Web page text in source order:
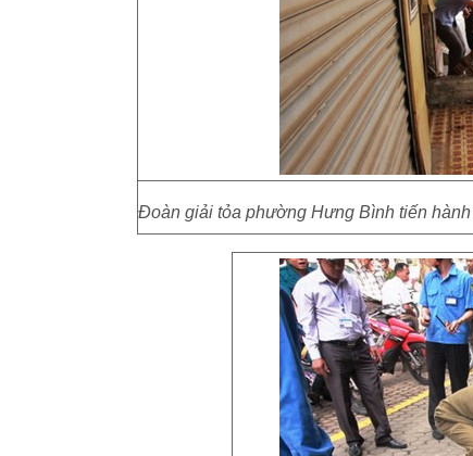
Đoàn giải tỏa phường Hưng Bình tiến